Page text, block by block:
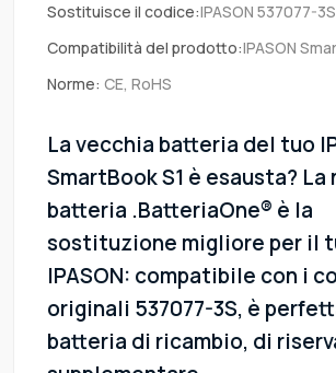
Sostituisce il codice:IPASON 537077-3S
Compatibilità del prodotto:IPASON
Norme: CE, RoHS
La vecchia batteria del tuo
SmartBook S1 è esausta? La
batteria .BatteriaOne® è la
sostituzione migliore per il
IPASON: compatibile con i
originali 537077-3S, è
batteria di ricambio, di